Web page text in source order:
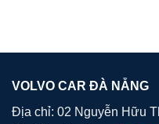
VOLVO CAR ĐÀ NẴNG
Địa chỉ: 02 Nguyễn Hữu